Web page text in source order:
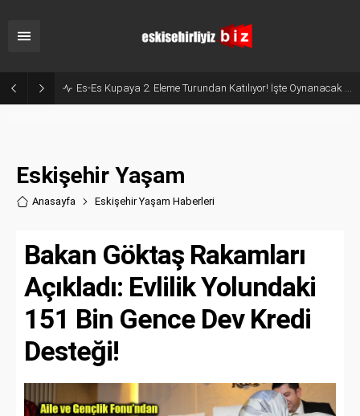
Es-Es Kupaya 2. Eleme Turundan Katılıyor! İşte Oynanacak Tarihler
Eskişehir Yaşam
Anasayfa Eskişehir Yaşam Haberleri
Bakan Göktaş Rakamları
Açıkladı: Evlilik Yolundaki
151 Bin Gence Dev Kredi
Desteği!